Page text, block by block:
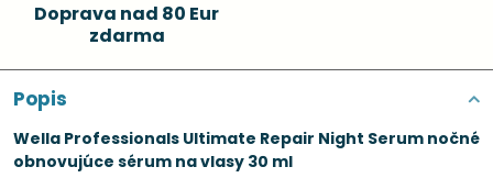
Doprava nad 80 Eur
zdarma
Popis
Wella Professionals Ultimate Repair Night Serum nočné
obnovujúce sérum na vlasy 30 ml